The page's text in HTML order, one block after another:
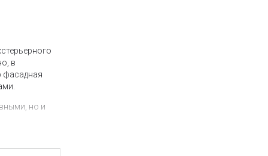
в
фасадная
но и